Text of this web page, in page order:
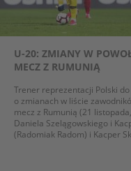
U-20: ZMIANY W
MECZ Z RUMUNIĄ
Trener reprezentacji Polski
o zmianach w liście
mecz z Rumunią (21
Daniela Szelągowskiego i
(Radomiak Radom) i Kacper